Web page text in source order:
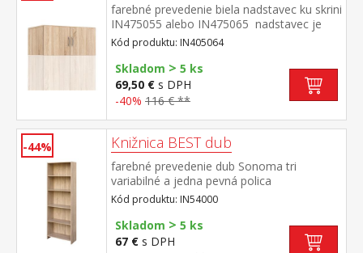
farebné prevedenie biela nadstavec ku skrini
IN475055 alebo IN475065 nadstavec je
súčasťou skrine a nemožno ho zostaviť
samostatne
Kód produktu: IN405064
Skladom > 5 ks
69,50 € s DPH
-40% 116 € **
-44% Knižnica BEST dub
farebné prevedenie dub Sonoma tri
variabilné a jedna pevná polica
Kód produktu: IN54000
Skladom > 5 ks
67 € s DPH